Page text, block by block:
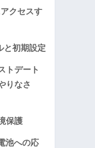
クセスす
と初期設定
トデート
りなさ
保護
池への応